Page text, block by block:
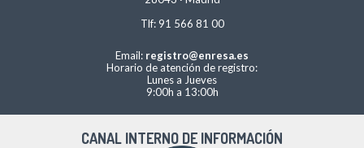
Tlf: 91 566 81 00
Email: registro@enresa.es
Horario de atención de registro:
Lunes a Jueves
9:00h a 13:00h
CANAL INTERNO DE INFORMACIÓN